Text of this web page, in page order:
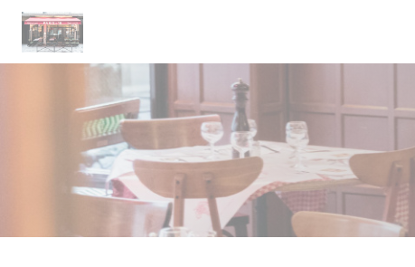
Panel for informasjonskapsler